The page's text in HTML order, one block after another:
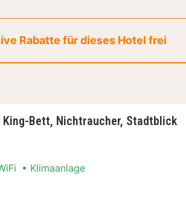
Rabatte für dieses Hotel frei
Bett, Nichtraucher, Stadtblick
Klimaanlage